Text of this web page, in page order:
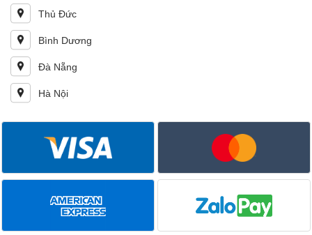
Thủ Đức
Bình Dương
Đà Nẵng
Hà Nội